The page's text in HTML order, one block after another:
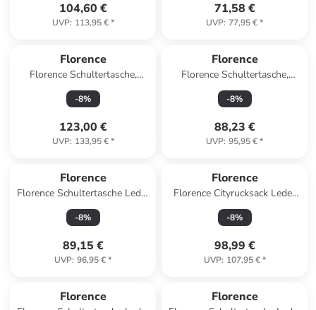
104,60 €
UVP: 113,95 €*
71,58 €
UVP: 77,95 €*
Florence
Florence Schultertasche,
Shopper, Businesstasche
Leder helltaupe, grau ca. 43cm
-8%
123,00 €
UVP: 133,95 €*
Florence
Florence Schultertasche,
Shopper Leder taupe, beige
ca. 37cm
-8%
88,23 €
UVP: 95,95 €*
Florence
Florence Schultertasche Leder
weiß ca. 45cm
-8%
89,15 €
UVP: 96,95 €*
Florence
Florence Cityrucksack Leder
rosa ca. 32cm
-8%
98,99 €
UVP: 107,95 €*
Florence Florence